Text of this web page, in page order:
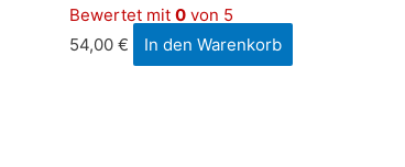
Bewertet mit0 von 5
54,00€ In den Warenkorb